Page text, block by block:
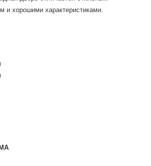
и хорошими характеристиками.